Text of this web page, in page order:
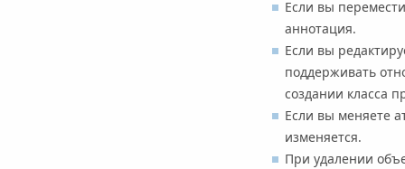
Если вы
аннотация.
Если вы
поддерживать
создании класса
Если вы меняете
изменяется.
При удалении